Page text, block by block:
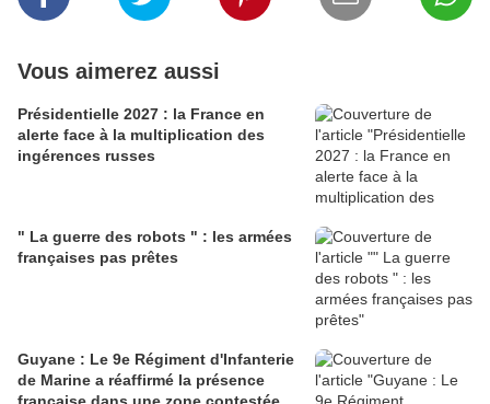
Vous aimerez aussi
Présidentielle 2027 : la France en
alerte face à la multiplication des
ingérences russes
" La guerre des robots " : les armées
françaises pas prêtes
Guyane : Le 9e Régiment d'Infanterie
de Marine a réaffirmé la présence